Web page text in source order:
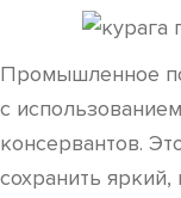
Промышленное
с
консервантов.
сохранить